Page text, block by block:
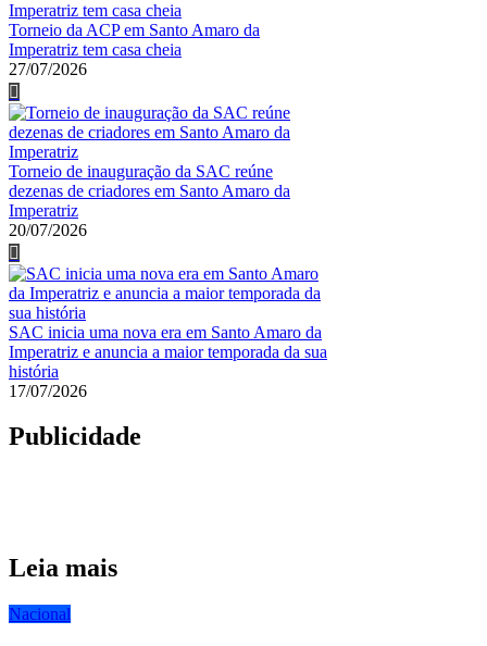
Torneio da ACP em Santo Amaro da
Imperatriz tem casa cheia
27/07/2026
Torneio de inauguração da SAC reúne
dezenas de criadores em Santo Amaro da
Imperatriz
20/07/2026
SAC inicia uma nova era em Santo Amaro da
Imperatriz e anuncia a maior temporada da sua
história
17/07/2026
Publicidade
Leia mais
Nacional